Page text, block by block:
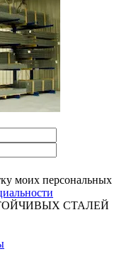
моих персональных
СТАЛЕЙ